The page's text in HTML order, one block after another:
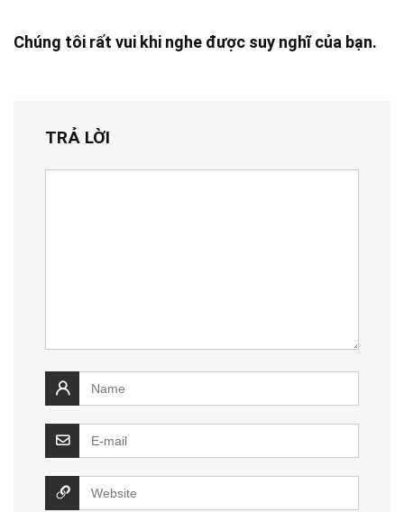
Chúng tôi rất vui khi nghe được suy nghĩ của bạn.
TRẢ LỜI